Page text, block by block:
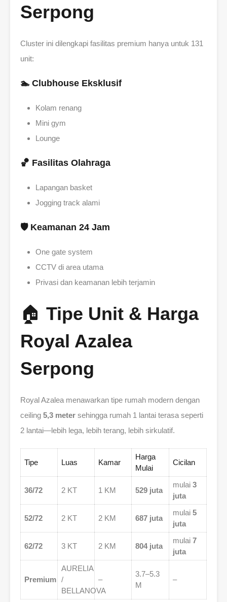
Serpong
Cluster ini dilengkapi fasilitas premium hanya untuk 131
unit:
🏊 Clubhouse Eksklusif
Kolam renang
Mini gym
Lounge
🏀 Fasilitas Olahraga
Lapangan basket
Jogging track alami
🛡 Keamanan 24 Jam
One gate system
CCTV di area utama
Privasi dan keamanan lebih terjamin
🏠 Tipe Unit & Harga
Royal Azalea
Serpong
Royal Azalea menawarkan tipe rumah modern dengan
ceiling 5,3 meter sehingga rumah 1 lantai terasa seperti
2 lantai—lebih lega, lebih terang, lebih sirkulatif.
Tipe Luas Kamar
Harga
Mulai
Cicilan
36/72 2 KT 1 KM 529 juta
mulai 3
juta
52/72 2 KT 2 KM 687 juta
mulai 5
juta
62/72 3 KT 2 KM 804 juta
mulai 7
juta
Premium
AURELIA
/
BELLANOVA
–
3.7–5.3
M
–